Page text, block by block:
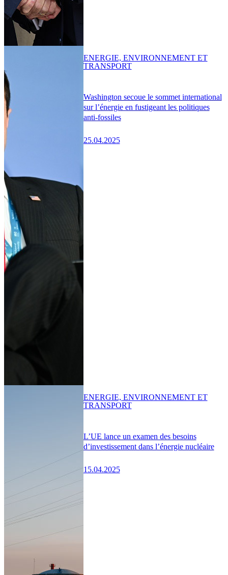
Washington secoue le sommet international
sur l’énergie en fustigeant les politiques
anti-fossiles
25.04.2025
ENERGIE, ENVIRONNEMENT ET
TRANSPORT
L’UE lance un examen des besoins
d’investissement dans l’énergie nucléaire
15.04.2025
ENERGIE, ENVIRONNEMENT ET
TRANSPORT